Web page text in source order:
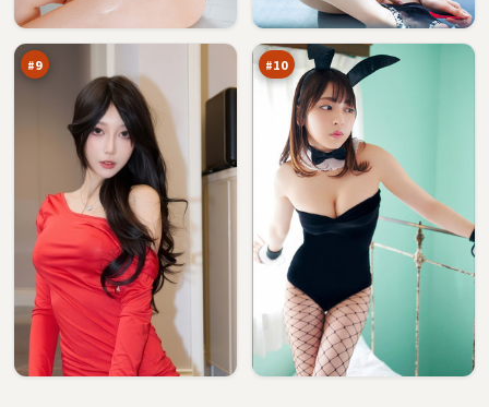
#9
疑
云
88
万
#10
云万